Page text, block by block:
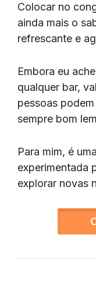
Colocar no
ainda mais o
refrescante e
Embora eu
qualquer bar,
pessoas
sempre bom
Para mim, é
experimentada
explorar novas